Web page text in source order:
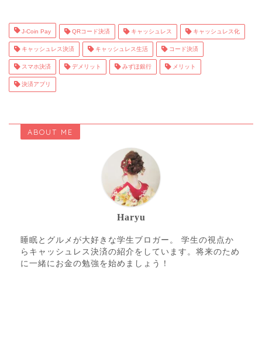
J-Coin Pay QRコード決済 キャッシュレス キャッシュレス化
キャッシュレス決済 キャッシュレス生活 コード決済
スマホ決済 デメリット みずほ銀行 メリット
決済アプリ
ABOUT ME
Haryu
睡眠とグルメが大好きな学生ブロガー。 学生の視点か
らキャッシュレス決済の紹介をしています。将来のため
に一緒にお金の勉強を始めましょう！